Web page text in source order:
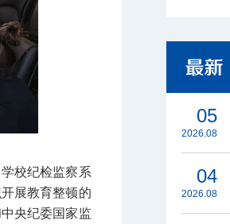
校纪检监察系
展教育整顿的
央纪委国家监
05
2026.08
04
2026.08